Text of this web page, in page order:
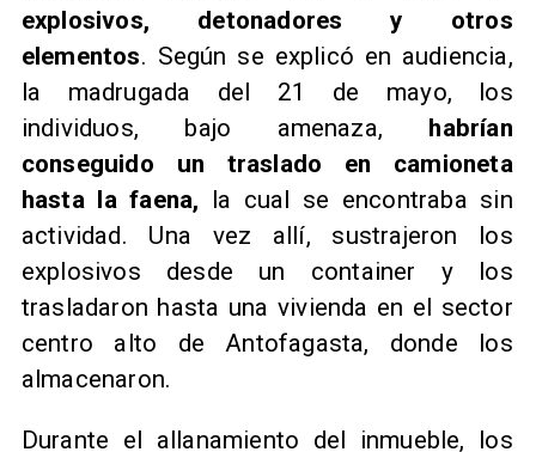
explosivos, detonadores y otros
elementos. Según se explicó en audiencia,
la madrugada del 21 de mayo, los
individuos, bajo amenaza, habrían
conseguido un traslado en camioneta
hasta la faena, la cual se encontraba sin
actividad. Una vez allí, sustrajeron los
explosivos desde un container y los
trasladaron hasta una vivienda en el sector
centro alto de Antofagasta, donde los
almacenaron.
​Durante el allanamiento del inmueble, los